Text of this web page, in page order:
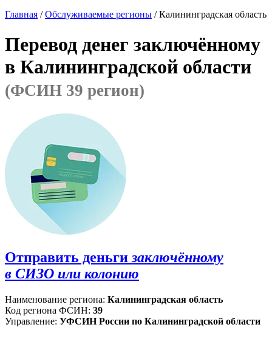
Главная /Обслуживаемые регионы / Калининградская область
Перевод денег заключённому
в Калининградской области
(ФСИН 39 регион)
Отправить деньги заключённому
в СИЗО или колонию
Наименование региона: Калининградская область
Код региона ФСИН: 39
Управление: УФСИН России по Калининградской области